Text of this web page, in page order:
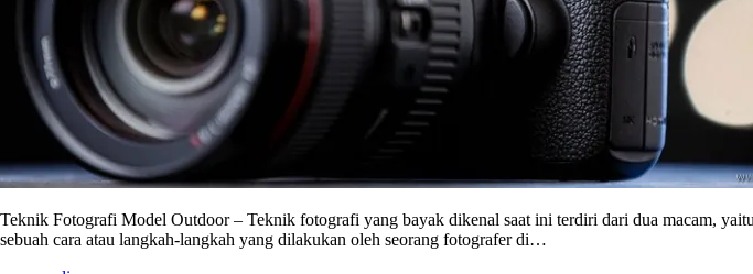
Teknik Fotografi Model Outdoor – Teknik fotografi yang bayak dikenal saat ini terdiri dari dua macam,
sebuah cara atau langkah-langkah yang dilakukan oleh seorang fotografer di…